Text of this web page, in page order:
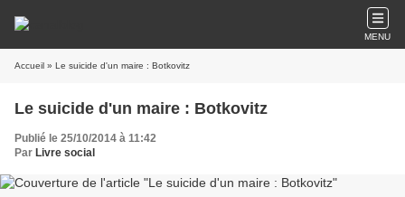
MENU
Accueil » Le suicide d'un maire : Botkovitz
Le suicide d'un maire : Botkovitz
Publié le 25/10/2014 à 11:42
Par Livre social